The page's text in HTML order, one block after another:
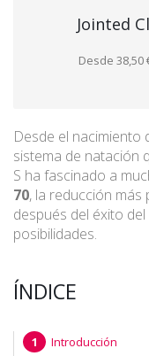
Jointed
Desde 38,50
Desde el nacimiento
sistema de natación
S ha fascinado a
70, la reducción
después del éxito
posibilidades.
ÍNDICE
Introducción